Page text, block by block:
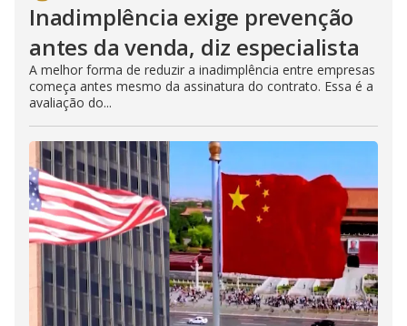
Inadimplência exige prevenção
antes da venda, diz especialista
A melhor forma de reduzir a inadimplência entre empresas
começa antes mesmo da assinatura do contrato. Essa é a
avaliação do...